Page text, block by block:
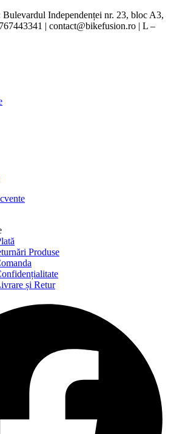
Independenței nr. 23, bloc A3,
| contact@bikefusion.ro | L –
Produse
și Retur